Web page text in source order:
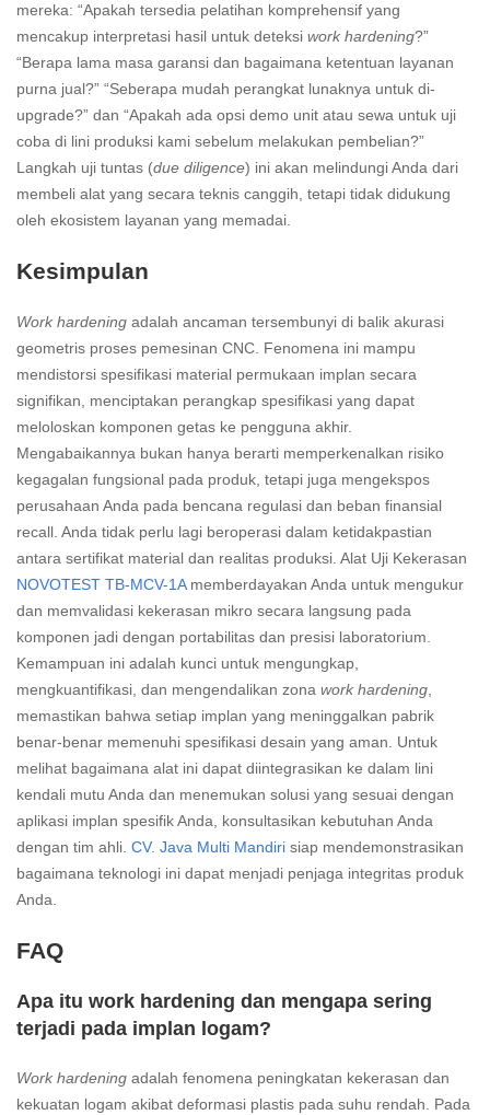
mereka: “Apakah tersedia pelatihan komprehensif yang
mencakup interpretasi hasil untuk deteksi work hardening?”
“Berapa lama masa garansi dan bagaimana ketentuan layanan
purna jual?” “Seberapa mudah perangkat lunaknya untuk di-
upgrade?” dan “Apakah ada opsi demo unit atau sewa untuk uji
coba di lini produksi kami sebelum melakukan pembelian?”
Langkah uji tuntas (due diligence) ini akan melindungi Anda dari
membeli alat yang secara teknis canggih, tetapi tidak didukung
oleh ekosistem layanan yang memadai.
Kesimpulan
Work hardening adalah ancaman tersembunyi di balik akurasi
geometris proses pemesinan CNC. Fenomena ini mampu
mendistorsi spesifikasi material permukaan implan secara
signifikan, menciptakan perangkap spesifikasi yang dapat
meloloskan komponen getas ke pengguna akhir.
Mengabaikannya bukan hanya berarti memperkenalkan risiko
kegagalan fungsional pada produk, tetapi juga mengekspos
perusahaan Anda pada bencana regulasi dan beban finansial
recall. Anda tidak perlu lagi beroperasi dalam ketidakpastian
antara sertifikat material dan realitas produksi. Alat Uji Kekerasan
NOVOTEST TB-MCV-1Amemberdayakan Anda untuk mengukur
dan memvalidasi kekerasan mikro secara langsung pada
komponen jadi dengan portabilitas dan presisi laboratorium.
Kemampuan ini adalah kunci untuk mengungkap,
mengkuantifikasi, dan mengendalikan zona work hardening
memastikan bahwa setiap implan yang meninggalkan pabrik
benar-benar memenuhi spesifikasi desain yang aman. Untuk
melihat bagaimana alat ini dapat diintegrasikan ke dalam lini
kendali mutu Anda dan menemukan solusi yang sesuai dengan
aplikasi implan spesifik Anda, konsultasikan kebutuhan Anda
dengan tim ahli. CV. Java Multi Mandiri siap mendemonstrasikan
bagaimana teknologi ini dapat menjadi penjaga integritas produk
Anda.
FAQ
Apa itu work hardening dan mengapa sering
terjadi pada implan logam?
Work hardening adalah fenomena peningkatan kekerasan dan
kekuatan logam akibat deformasi plastis pada suhu rendah. Pada